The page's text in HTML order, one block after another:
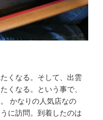
くなる。そして、出雲
くなる。という事で、
かなりの人気店なの
に訪問。到着したのは